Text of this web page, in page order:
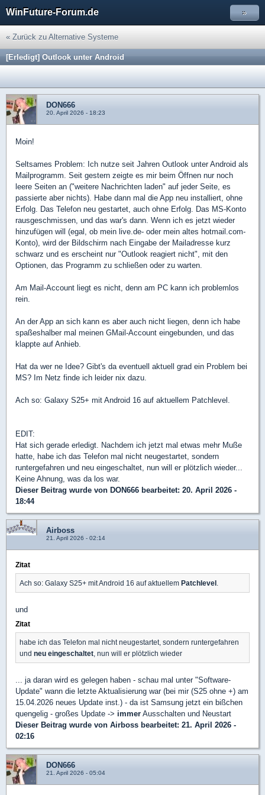
WinFuture-Forum.de »
« Zurück zu Alternative Systeme
[Erledigt] Outlook unter Android
DON666
20. April 2026 - 18:23
Moin!
Seltsames Problem: Ich nutze seit Jahren Outlook unter Android als
Mailprogramm. Seit gestern zeigte es mir beim Öffnen nur noch
leere Seiten an ("weitere Nachrichten laden" auf jeder Seite, es
passierte aber nichts). Habe dann mal die App neu installiert, ohne
Erfolg. Das Telefon neu gestartet, auch ohne Erfolg. Das MS-Konto
rausgeschmissen, und das war's dann. Wenn ich es jetzt wieder
hinzufügen will (egal, ob mein live.de- oder mein altes hotmail.com-
Konto), wird der Bildschirm nach Eingabe der Mailadresse kurz
schwarz und es erscheint nur "Outlook reagiert nicht", mit den
Optionen, das Programm zu schließen oder zu warten.
Am Mail-Account liegt es nicht, denn am PC kann ich problemlos
rein.
An der App an sich kann es aber auch nicht liegen, denn ich habe
spaßeshalber mal meinen GMail-Account eingebunden, und das
klappte auf Anhieb.
Hat da wer ne Idee? Gibt's da eventuell aktuell grad ein Problem bei
MS? Im Netz finde ich leider nix dazu.
Ach so: Galaxy S25+ mit Android 16 auf aktuellem Patchlevel.
EDIT:
Hat sich gerade erledigt. Nachdem ich jetzt mal etwas mehr Muße
hatte, habe ich das Telefon mal nicht neugestartet, sondern
runtergefahren und neu eingeschaltet, nun will er plötzlich wieder...
Keine Ahnung, was da los war.
Dieser Beitrag wurde von DON666 bearbeitet: 20. April 2026 -
18:44
Airboss
21. April 2026 - 02:14
Zitat
Ach so: Galaxy S25+ mit Android 16 auf aktuellem Patchlevel
und
Zitat
habe ich das Telefon mal nicht neugestartet, sondern runtergefahren
und neu eingeschaltet , nun will er plötzlich wieder
... ja daran wird es gelegen haben - schau mal unter "Software-
Update" wann die letzte Aktualisierung war (bei mir (S25 ohne +) am
15.04.2026 neues Update inst.) - da ist Samsung jetzt ein bißchen
quengelig - großes Update -> immer Ausschalten und Neustart
Dieser Beitrag wurde von Airboss bearbeitet: 21. April 2026 -
02:16
DON666
21. April 2026 - 05:04